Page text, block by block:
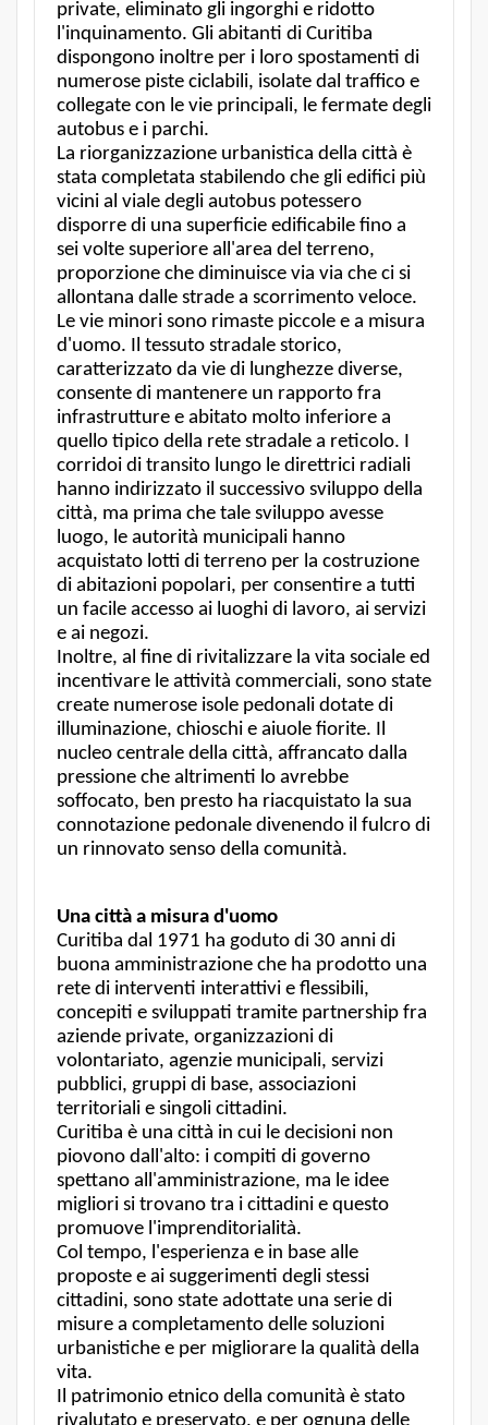
private, eliminato gli ingorghi e ridotto
l'inquinamento. Gli abitanti di Curitiba
dispongono inoltre per i loro spostamenti di
numerose piste ciclabili, isolate dal traffico e
collegate con le vie principali, le fermate degli
autobus e i parchi.
La riorganizzazione urbanistica della città è
stata completata stabilendo che gli edifici più
vicini al viale degli autobus potessero
disporre di una superficie edificabile fino a
sei volte superiore all'area del terreno,
proporzione che diminuisce via via che ci si
allontana dalle strade a scorrimento veloce.
Le vie minori sono rimaste piccole e a misura
d'uomo. Il tessuto stradale storico,
caratterizzato da vie di lunghezze diverse,
consente di mantenere un rapporto fra
infrastrutture e abitato molto inferiore a
quello tipico della rete stradale a reticolo. I
corridoi di transito lungo le direttrici radiali
hanno indirizzato il successivo sviluppo della
città, ma prima che tale sviluppo avesse
luogo, le autorità municipali hanno
acquistato lotti di terreno per la costruzione
di abitazioni popolari, per consentire a tutti
un facile accesso ai luoghi di lavoro, ai servizi
e ai negozi.
Inoltre, al fine di rivitalizzare la vita sociale ed
incentivare le attività commerciali, sono state
create numerose isole pedonali dotate di
illuminazione, chioschi e aiuole fiorite. Il
nucleo centrale della città, affrancato dalla
pressione che altrimenti lo avrebbe
soffocato, ben presto ha riacquistato la sua
connotazione pedonale divenendo il fulcro di
un rinnovato senso della comunità.
Una città a misura d'uomo
Curitiba dal 1971 ha goduto di 30 anni di
buona amministrazione che ha prodotto una
rete di interventi interattivi e flessibili,
concepiti e sviluppati tramite partnership fra
aziende private, organizzazioni di
volontariato, agenzie municipali, servizi
pubblici, gruppi di base, associazioni
territoriali e singoli cittadini.
Curitiba è una città in cui le decisioni non
piovono dall'alto: i compiti di governo
spettano all'amministrazione, ma le idee
migliori si trovano tra i cittadini e questo
promuove l'imprenditorialità.
Col tempo, l'esperienza e in base alle
proposte e ai suggerimenti degli stessi
cittadini, sono state adottate una serie di
misure a completamento delle soluzioni
urbanistiche e per migliorare la qualità della
vita.
Il patrimonio etnico della comunità è stato